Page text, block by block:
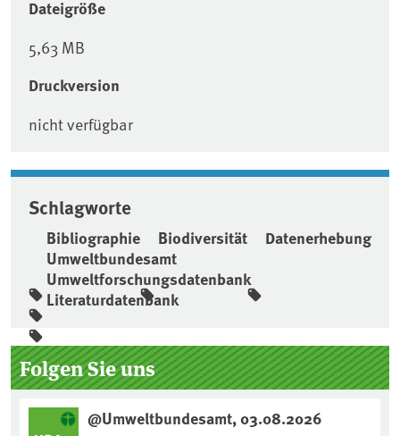
Dateigröße
5,63 MB
Druckversion
nicht verfügbar
Schlagworte
Bibliographie Biodiversität
Datenerhebung
Umweltbundesamt
Umweltforschungsdatenbank
Literaturdatenbank
Seitenleiste
Folgen Sie uns
@Umweltbundesamt, 03.08.2026